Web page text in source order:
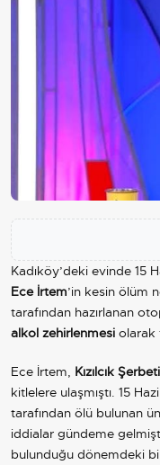
Kadıköy’deki evinde 15
Ece İrtem’in kesin ölüm
tarafından hazırlanan
alkol zehirlenmesi olarak
Ece İrtem, Kızılcık Şerbeti
kitlelere ulaşmıştı. 15
tarafından ölü bulunan
iddialar gündeme
bulunduğu dönemdeki